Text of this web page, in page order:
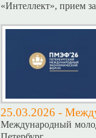
«Интеллект», прием
25.03.2026 -
Международный